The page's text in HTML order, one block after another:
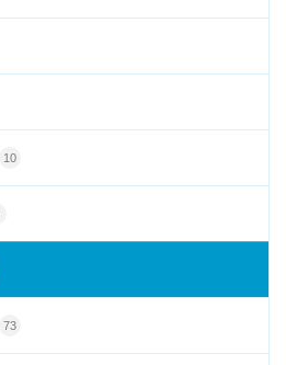
10
73